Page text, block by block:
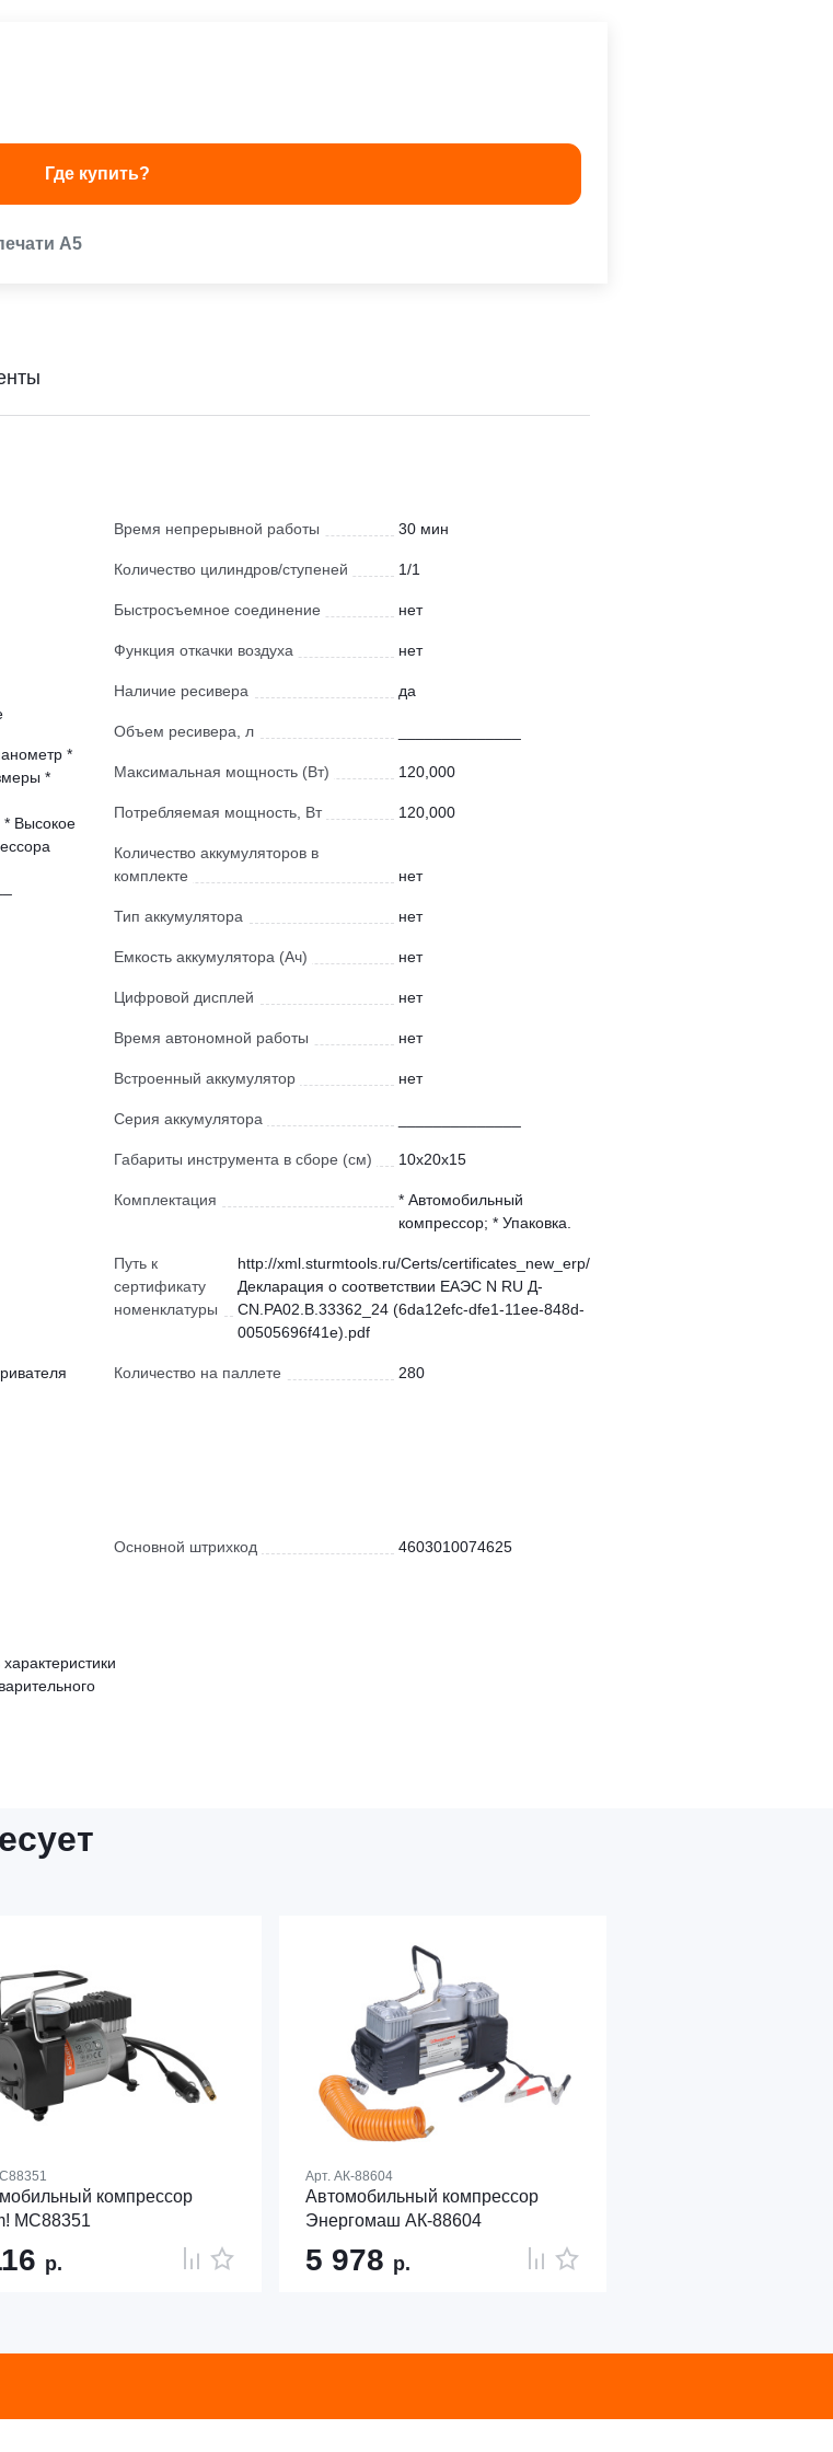
Где купить?
А5
*
*
* Высокое
Время непрерывной работы 30 мин
Количество цилиндров/ступеней 1/1
Быстросъемное соединение нет
Функция откачки воздуха нет
Наличие ресивера да
Объем ресивера, л
Максимальная мощность (Вт) 120,000
Потребляемая мощность, Вт 120,000
Количество аккумуляторов в
комплекте
нет
Тип аккумулятора нет
Емкость аккумулятора (Ач) нет
Цифровой дисплей нет
Время автономной работы нет
Встроенный аккумулятор нет
Серия аккумулятора
Габариты инструмента в сборе (см) 10x20x15
Комплектация
* Автомобильный
компрессор; * Упаковка.
Путь к
сертификату
номенклатуры
http://xml.sturmtools.ru/Certs/certificates_new_erp/
Декларация о соответствии ЕАЭС N RU Д-
CN.РА02.В.33362_24 (6da12efc-dfe1-11ee-848d-
00505696f41e).pdf
Количество на паллете 280
Основной штрихкод 4603010074625
компрессор
MC88351
р.
Арт. АК-88604
Автомобильный компрессор
Энергомаш АК-88604
5 978 р.